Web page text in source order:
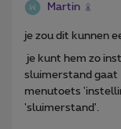
Martin
je zou dit kunnen
je kunt hem zo
sluimerstand gaat
menutoets
'sluimerstand'.